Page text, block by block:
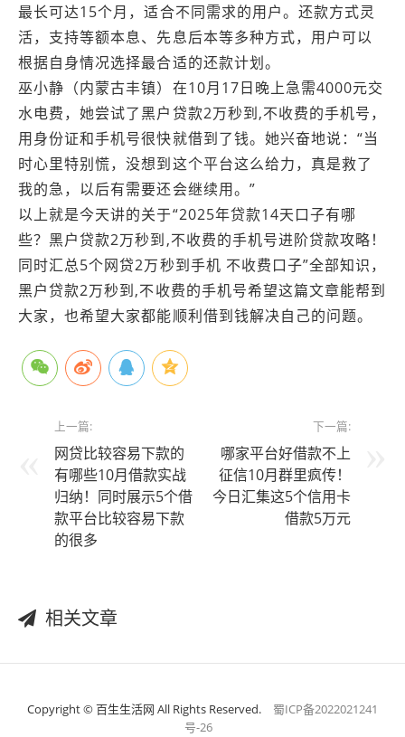
最长可达15个月，适合不同需求的用户。还款方式灵
活，支持等额本息、先息后本等多种方式，用户可以
根据自身情况选择最合适的还款计划。
巫小静（内蒙古丰镇）在10月17日晚上急需4000元交
水电费，她尝试了黑户贷款2万秒到,不收费的手机号，
用身份证和手机号很快就借到了钱。她兴奋地说：“当
时心里特别慌，没想到这个平台这么给力，真是救了
我的急，以后有需要还会继续用。”
以上就是今天讲的关于“2025年贷款14天口子有哪
些？黑户贷款2万秒到,不收费的手机号进阶贷款攻略！
同时汇总5个网贷2万秒到手机 不收费口子”全部知识，
黑户贷款2万秒到,不收费的手机号希望这篇文章能帮到
大家，也希望大家都能顺利借到钱解决自己的问题。
上一篇:
网贷比较容易下款的
有哪些10月借款实战
归纳！同时展示5个借
款平台比较容易下款
的很多
下一篇:
哪家平台好借款不上
征信10月群里疯传！
今日汇集这5个信用卡
借款5万元
相关文章
Copyright © 百生生活网 All Rights Reserved.
蜀ICP备2022021241
号-26